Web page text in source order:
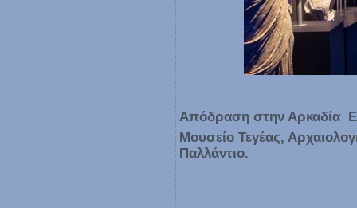
Απόδραση στην Αρκαδία 
Μουσείο Τεγέας,
Παλλάντιο.